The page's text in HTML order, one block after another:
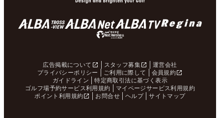
広告掲載について スタッフ募集
運営会社
プライバシーポリシー
ご利用に際して
会員規約
ガイドライン
特定商取引法に基づく表示
ゴルフ場予約サービス利用規約
マイページサービス利用規約
ポイント利用規約
お問合せ ヘルプ サイトマップ